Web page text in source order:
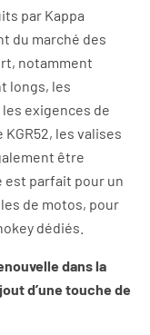
par Kappa
du marché des
notamment
longs, les
exigences de
les valises
être
est parfait pour un
de motos, pour
dédiés.
dans la
d’une touche de